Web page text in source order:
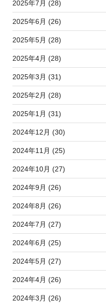
2025年7月 (28)
2025年6月 (26)
2025年5月 (28)
2025年4月 (28)
2025年3月 (31)
2025年2月 (28)
2025年1月 (31)
2024年12月 (30)
2024年11月 (25)
2024年10月 (27)
2024年9月 (26)
2024年8月 (26)
2024年7月 (27)
2024年6月 (25)
2024年5月 (27)
2024年4月 (26)
2024年3月 (26)